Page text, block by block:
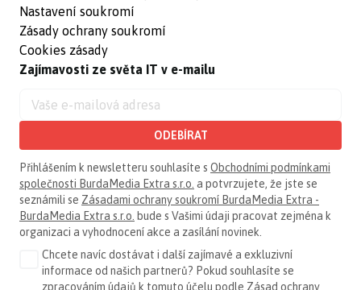
Nastavení soukromí
Zásady ochrany soukromí
Cookies zásady
Zajímavosti ze světa IT v e-mailu
ODEBÍRAT
Přihlášením k newsletteru souhlasíte s Obchodními podmínkami
společnosti BurdaMedia Extra s.r.o. a potvrzujete, že jste se
seznámili se Zásadami ochrany soukromí BurdaMedia Extra -
BurdaMedia Extra s.r.o. bude s Vašimi údaji pracovat zejména k
organizaci a vyhodnocení akce a zasílání novinek.
Chcete navíc dostávat i další zajímavé a exkluzivní
informace od našich partnerů? Pokud souhlasíte se
zpracováním údajů k tomuto účelu podle Zásad ochrany